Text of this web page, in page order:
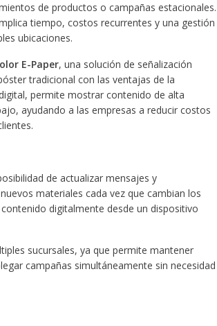
de productos o campañas estacionales.
tiempo, costos recurrentes y una gestión
ubicaciones.
E-Paper, una solución de señalización
tradicional con las ventajas de la
permite mostrar contenido de alta
ayudando a las empresas a reducir costos
de actualizar mensajes y
materiales cada vez que cambian los
digitalmente desde un dispositivo
sucursales, ya que permite mantener
campañas simultáneamente sin necesidad